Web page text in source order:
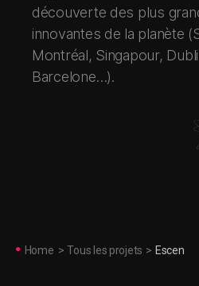
découverte des plus
innovantes de la planète
Montréal, Singapour,
Barcelone…).
Home > Tous les projets > Escen